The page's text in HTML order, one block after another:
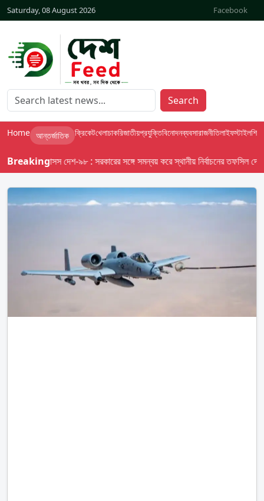
Saturday, 08 August 2026 Facebook
Search
Home আন্তর্জাতিক ক্রিকেটখেলাচাকরিজাতীয়প্রযুক্তিবিনোদনব্যবসারাজনীতিলাইফস্টাইলশিক্ষা
Breakingবাসস দেশ-৯৮ : সরকারের সঙ্গে সমন্বয় করে স্থানীয় নির্বাচনের তফসিল দেবে